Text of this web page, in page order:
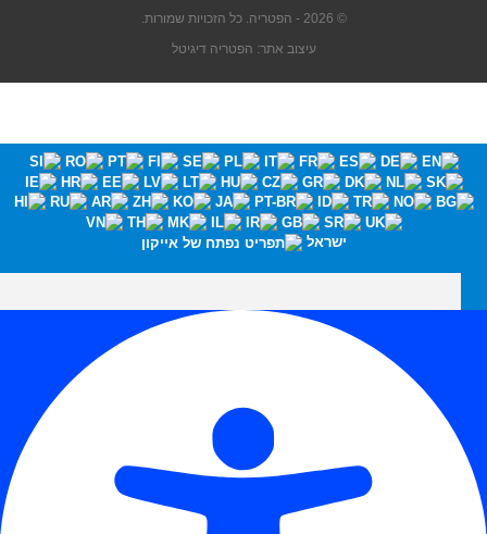
© 2026 - הפטריה. כל הזכויות שמורות.
עיצוב אתר: הפטריה דיגיטל
ישראל